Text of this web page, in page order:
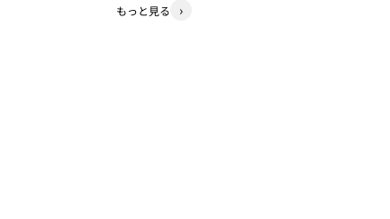
もっと見る